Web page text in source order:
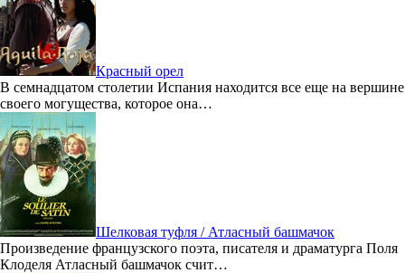
Красный орел
В семнадцатом столетии Испания находится все еще на вершине
своего могущества, которое она…
Шелковая туфля / Атласный башмачок
Произведение французского поэта, писателя и драматурга Поля
Клоделя Атласный башмачок счит…